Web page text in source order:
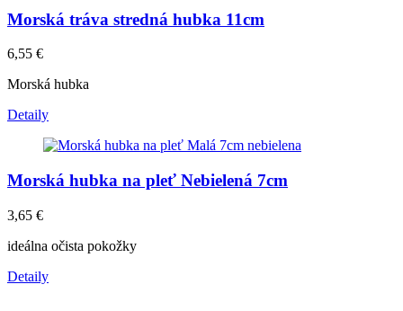
Morská tráva stredná hubka 11cm
6,55 €
Morská hubka
Detaily
Morská hubka na pleť Nebielená 7cm
3,65 €
ideálna očista pokožky
Detaily